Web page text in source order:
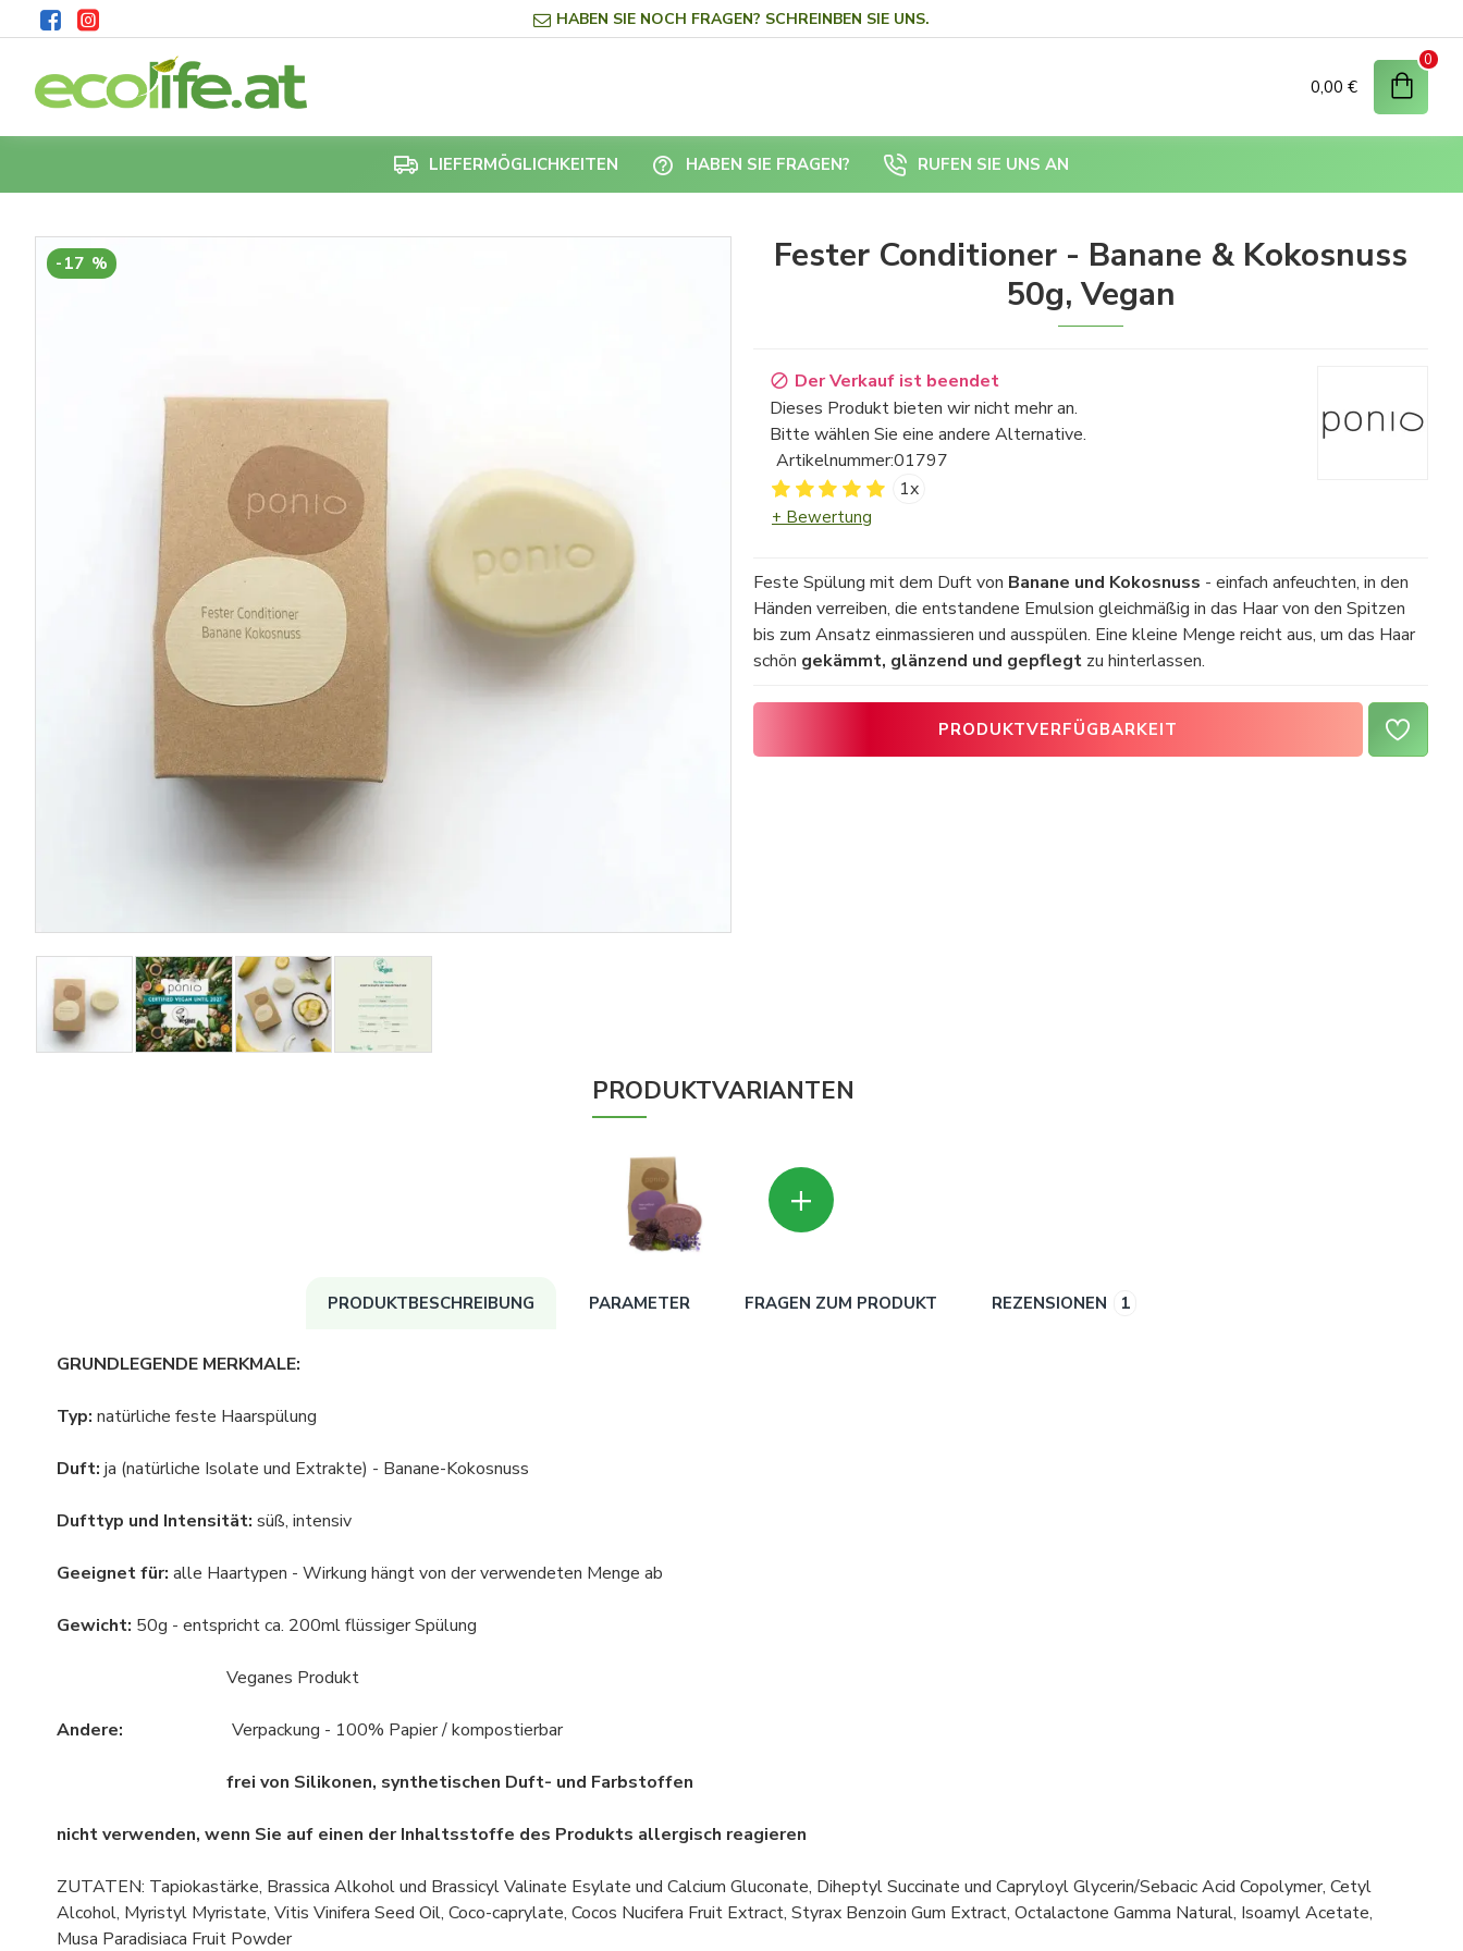
HABEN SIE NOCH FRAGEN? SCHREINBEN SIE UNS.
0,00 €
0
LIEFERMÖGLICHKEITEN HABEN SIE FRAGEN? RUFEN SIE UNS AN
-17 %
Fester Conditioner - Banane & Kokosnuss
50g, Vegan
Der Verkauf ist beendet
Dieses Produkt bieten wir nicht mehr an.
Bitte wählen Sie eine andere Alternative.
Artikelnummer:01797
1x
+ Bewertung
Feste Spülung mit dem Duft von Banane und Kokosnuss - einfach anfeuchten, in den
Händen verreiben, die entstandene Emulsion gleichmäßig in das Haar von den Spitzen
bis zum Ansatz einmassieren und ausspülen. Eine kleine Menge reicht aus, um das Haar
schön gekämmt, glänzend und gepflegt zu hinterlassen.
PRODUKTVERFÜGBARKEIT
PRODUKTVARIANTEN
+
PRODUKTBESCHREIBUNG PARAMETER FRAGEN ZUM PRODUKT REZENSIONEN 1
GRUNDLEGENDE MERKMALE:
Typ: natürliche feste Haarspülung
Duft: ja (natürliche Isolate und Extrakte) - Banane-Kokosnuss
Dufttyp und Intensität: süß, intensiv
Geeignet für: alle Haartypen - Wirkung hängt von der verwendeten Menge ab
Gewicht: 50g - entspricht ca. 200ml flüssiger Spülung
Veganes Produkt
Andere: Verpackung - 100% Papier / kompostierbar
frei von Silikonen, synthetischen Duft- und Farbstoffen
nicht verwenden, wenn Sie auf einen der Inhaltsstoffe des Produkts allergisch reagieren
ZUTATEN: Tapiokastärke, Brassica Alkohol und Brassicyl Valinate Esylate und Calcium Gluconate, Diheptyl Succinate und Capryloyl Glycerin/Sebacic Acid Copolymer, Cetyl
Alcohol, Myristyl Myristate, Vitis Vinifera Seed Oil, Coco-caprylate, Cocos Nucifera Fruit Extract, Styrax Benzoin Gum Extract, Octalactone Gamma Natural, Isoamyl Acetate,
Musa Paradisiaca Fruit Powder